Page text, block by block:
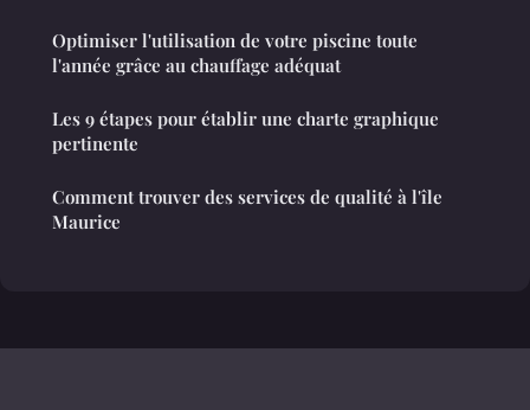
Optimiser l'utilisation de votre piscine toute
l'année grâce au chauffage adéquat
Les 9 étapes pour établir une charte graphique
pertinente
Comment trouver des services de qualité à l'île
Maurice